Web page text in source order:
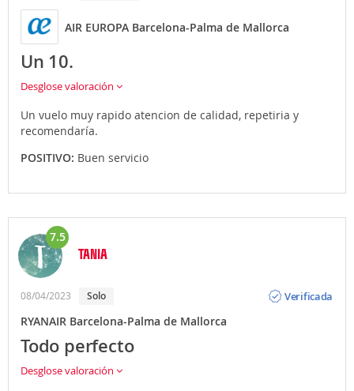
AIR EUROPA Barcelona-Palma de Mallorca
Un 10.
Desglose valoración
Un vuelo muy rapido atencion de calidad, repetiria y
recomendaría.
POSITIVO: Buen servicio
7.5
TANIA
08/04/2023 solo
Verificada
RYANAIR Barcelona-Palma de Mallorca
Todo perfecto
Desglose valoración